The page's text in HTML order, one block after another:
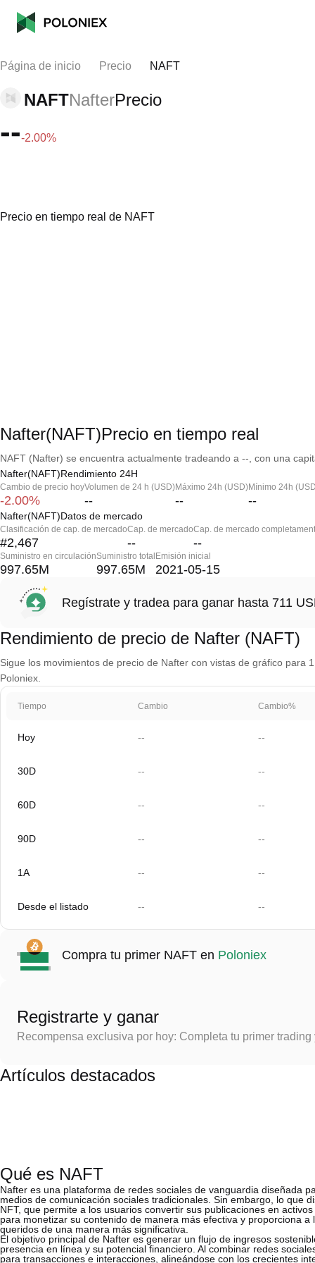
Página de inicio Precio NAFT
NAFTNafterPrecio
---2.00%
Precio en tiempo real de NAFT
Nafter(NAFT)Precio en tiempo real
NAFT (Nafter) se encuentra actualmente tradeando a --, con una
Nafter(NAFT)Rendimiento 24H
Cambio de precio hoy
-2.00%
Volumen de 24 h (USD)
--
Máximo 24h (USD)
--
Mínimo 24h
--
Nafter(NAFT)Datos de mercado
Clasificación de cap. de mercado
#2,467
Cap. de mercado
--
Cap. de mercado
--
Suministro en circulación
997.65M
Suministro total
997.65M
Emisión inicial
2021-05-15
Regístrate y tradea para ganar hasta 711
Rendimiento de precio de Nafter (NAFT)
Sigue los movimientos de precio de Nafter con vistas de gráfico
Poloniex.
Tiempo Cambio Cambio%
Hoy -- --
30D -- --
60D -- --
90D -- --
1A -- --
Desde el listado -- --
Compra tu primer NAFT en Poloniex
Registrarte y ganar
Recompensa exclusiva por hoy: Completa tu primer
Artículos destacados
Qué es NAFT
Nafter es una plataforma de redes sociales de vanguardia diseñada
medios de comunicación sociales tradicionales. Sin embargo, lo que
NFT, que permite a los usuarios convertir sus publicaciones en
para monetizar su contenido de manera más efectiva y proporciona
queridos de una manera más significativa.
El objetivo principal de Nafter es generar un flujo de ingresos
presencia en línea y su potencial financiero. Al combinar redes
para transacciones e interacciones, alineándose con los crecientes